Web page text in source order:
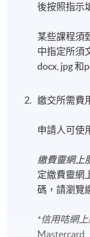
後按照指示
某些課程須
中指定所須
docx, jpg 和
繳交所需費
申請人可使
繳費靈網上
定繳費靈網
碼，請瀏覽
*信用咭網
Mastercard